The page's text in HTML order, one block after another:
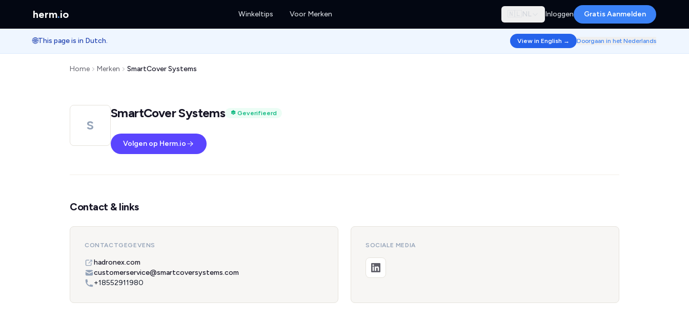
herm.io Winkeltips Voor Merken 🇳🇱 NL Inloggen Gratis Aanmelden
🌐This page is in Dutch. View in English → Doorgaan in het Nederlands
Home Merken SmartCover Systems
S
SmartCover Systems Geverifieerd
Volgen op Herm.io
Contact & links
CONTACTGEGEVENS
hadronex.com
customerservice@smartcoversystems.com
+18552911980
SOCIALE MEDIA